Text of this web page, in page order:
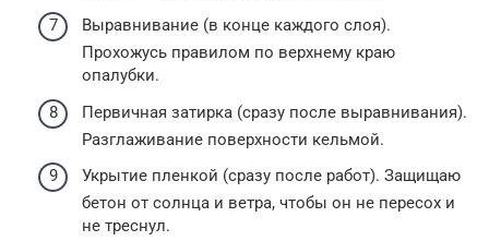
Выравнивание (в конце каждого слоя).
Прохожусь правилом по верхнему краю
опалубки.
Первичная затирка (сразу после выравнивания).
Разглаживание поверхности кельмой.
Укрытие пленкой (сразу после работ). Защищаю
бетон от солнца и ветра, чтобы он не пересох и
не треснул.